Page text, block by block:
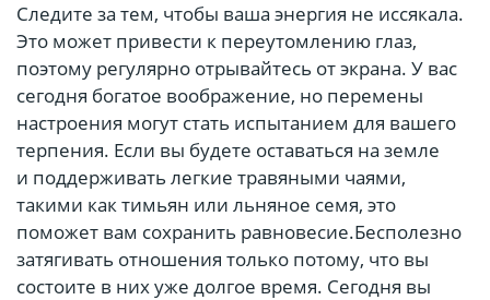
Следите за тем, чтобы ваша энергия не иссякала.
Это может привести к переутомлению глаз,
поэтому регулярно отрывайтесь от экрана. У вас
сегодня богатое воображение, но перемены
настроения могут стать испытанием для вашего
терпения. Если вы будете оставаться на земле
и поддерживать легкие травяными чаями,
такими как тимьян или льняное семя, это
поможет вам сохранить равновесие.Бесполезно
затягивать отношения только потому, что вы
состоите в них уже долгое время. Сегодня вы